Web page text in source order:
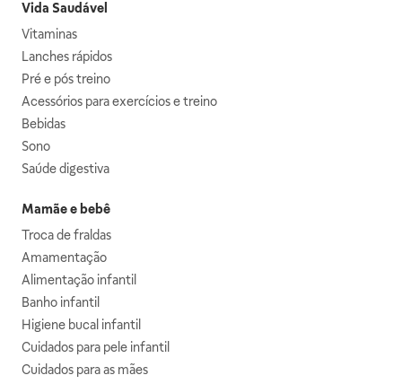
Vida Saudável
Vitaminas
Lanches rápidos
Pré e pós treino
Acessórios para exercícios e treino
Bebidas
Sono
Saúde digestiva
Mamãe e bebê
Troca de fraldas
Amamentação
Alimentação infantil
Banho infantil
Higiene bucal infantil
Cuidados para pele infantil
Cuidados para as mães